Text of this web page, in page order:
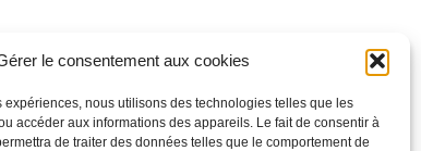
le consentement aux cookies
expériences, nous utilisons des technologies telles que les
accéder aux informations des appareils. Le fait de consentir à
de traiter des données telles que le comportement de